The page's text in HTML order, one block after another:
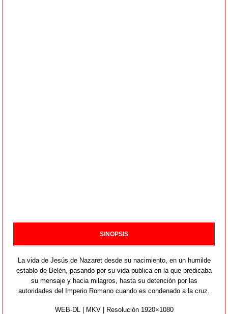
SINOPSIS
La vida de Jesús de Nazaret desde su nacimiento, en un humilde
establo de Belén, pasando por su vida publica en la que predicaba
su mensaje y hacia milagros, hasta su detención por las
autoridades del Imperio Romano cuando es condenado a la cruz.
WEB-DL | MKV | Resolución 1920×1080